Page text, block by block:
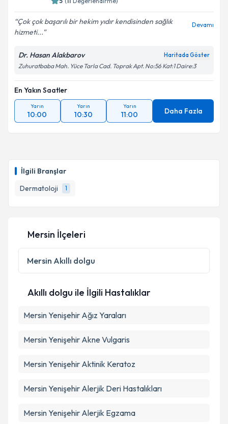
İlgili Branşlar
Dermatoloji
1
Metni'ni okudum ve kişisel verilerimin belirtilen
kapsamda işlenmesini kabul ediyorum.
Takvim Talebini Gönder
Çok çok başarılı bir hekim yıdır kendisinden sağlık
hizmeti...
Devamı
Dr. Hasan Alakbarov Haritada Göster
Zuhuratbaba Mah. Yüce Tarla Cad. Toprak Apt. No:56 Kat:1 Daire:3
En Yakın Saatler
Yarın
10:00
Yarın
10:30
Yarın
11:00 Daha Fazla
Mersin İlçeleri
Mersin Akıllı dolgu
Akıllı dolgu ile İlgili Hastalıklar
Mersin Yenişehir Ağız Yaraları
Mersin Yenişehir Akne Vulgaris
Mersin Yenişehir Aktinik Keratoz
Mersin Yenişehir Alerjik Deri Hastalıkları
Mersin Yenişehir Alerjik Egzama